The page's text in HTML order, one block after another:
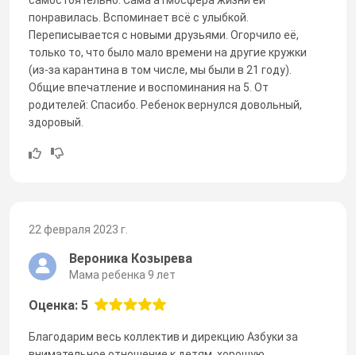
понравилась. Вспоминает всё с улыбкой.
Переписывается с новыми друзьями. Огорчило её,
только то, что было мало времени на другие кружки
(из-за карантина в том числе, мы были в 21 году).
Общие впечатление и воспоминания на 5. От
родителей: Спасибо. Ребенок вернулся довольный,
здоровый.
22 февраля 2023 г.
Вероника Козырева
Мама ребенка 9 лет
Оценка: 5
Благодарим весь коллектив и дирекцию Азбуки за